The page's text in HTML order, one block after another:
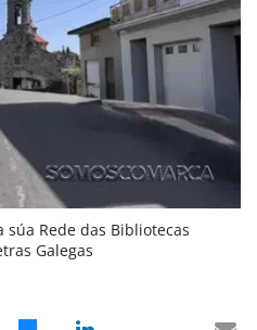
súa Rede das Bibliotecas
Galegas